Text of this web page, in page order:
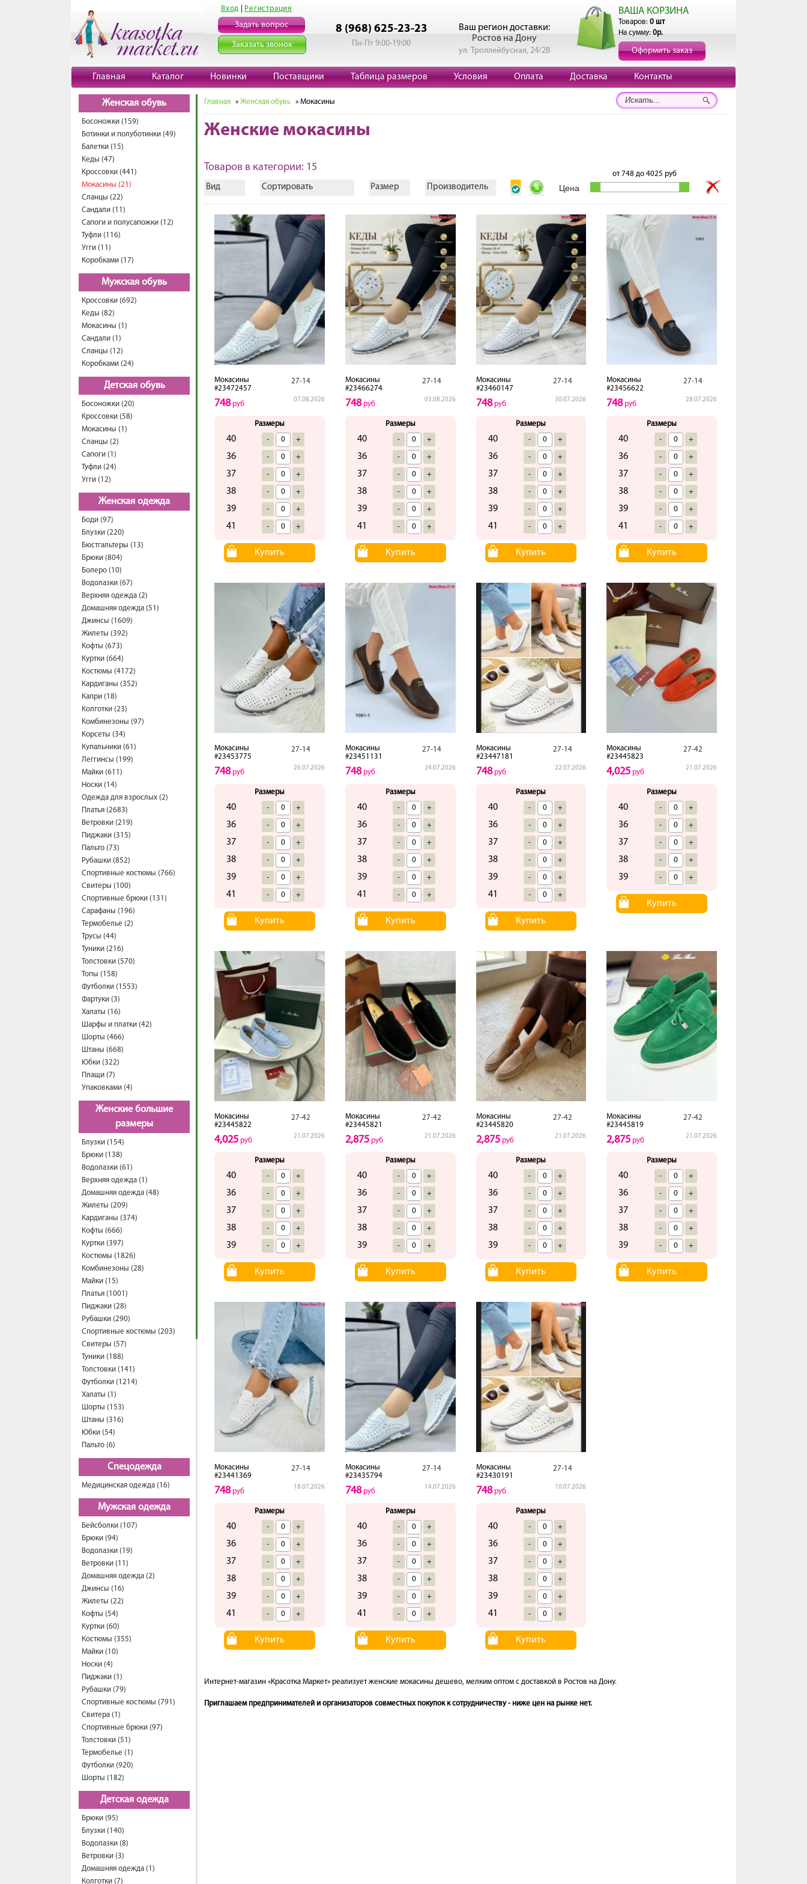
Вход Регистрация
Задать вопрос
Заказать звонок
8 (968) 625-23-23
Пн-Пт 9:00-19:00
Ваш регион доставки:
Ростов на Дону
ул. Троллейбусная, 24/2В
ВАША КОРЗИНА
Товаров: 0 шт
На сумму: 0р.
Оформить заказ
Главная Каталог Новинки Поставщики Таблица размеров Условия Оплата Доставка Контакты
Женская обувь
Босоножки (159)
Ботинки и полуботинки (49)
Балетки (15)
Кеды (47)
Кроссовки (441)
Мокасины (21)
Сланцы (22)
Сандали (11)
Сапоги и полусапожки (12)
Туфли (116)
Угги (11)
Коробками (17)
Мужская обувь
Кроссовки (692)
Кеды (82)
Мокасины (1)
Сандали (1)
Сланцы (12)
Коробками (24)
Детская обувь
Босоножки (20)
Кроссовки (58)
Мокасины (1)
Сланцы (2)
Сапоги (1)
Туфли (24)
Угги (12)
Женская одежда
Боди (97)
Блузки (220)
Бюстгальтеры (13)
Брюки (804)
Болеро (10)
Водолазки (67)
Верхняя одежда (2)
Домашняя одежда (51)
Джинсы (1609)
Жилеты (392)
Кофты (673)
Куртки (664)
Костюмы (4172)
Кардиганы (352)
Капри (18)
Колготки (23)
Комбинезоны (97)
Корсеты (34)
Купальники (61)
Леггинсы (199)
Майки (611)
Носки (14)
Одежда для взрослых (2)
Платья (2683)
Ветровки (219)
Пиджаки (315)
Пальто (73)
Рубашки (852)
Спортивные костюмы (766)
Свитеры (100)
Спортивные брюки (131)
Сарафаны (196)
Термобелье (2)
Трусы (44)
Туники (216)
Толстовки (570)
Топы (158)
Футболки (1553)
Фартуки (3)
Халаты (16)
Шарфы и платки (42)
Шорты (466)
Штаны (668)
Юбки (322)
Плащи (7)
Упаковками (4)
Женские большие
размеры
Блузки (154)
Брюки (138)
Водолазки (61)
Верхняя одежда (1)
Домашняя одежда (48)
Жилеты (209)
Кардиганы (374)
Кофты (666)
Куртки (397)
Костюмы (1826)
Комбинезоны (28)
Майки (15)
Платья (1001)
Пиджаки (28)
Рубашки (290)
Спортивные костюмы (203)
Свитеры (57)
Туники (188)
Толстовки (141)
Футболки (1214)
Халаты (1)
Шорты (153)
Штаны (316)
Юбки (54)
Пальто (6)
Спецодежда
Медицинская одежда (16)
Мужская одежда
Бейсболки (107)
Брюки (94)
Водолазки (19)
Ветровки (11)
Домашняя одежда (2)
Джинсы (16)
Жилеты (22)
Кофты (54)
Куртки (60)
Костюмы (355)
Майки (10)
Носки (4)
Пиджаки (1)
Рубашки (79)
Спортивные костюмы (791)
Свитера (1)
Спортивные брюки (97)
Толстовки (51)
Термобелье (1)
Футболки (920)
Шорты (182)
Детская одежда
Брюки (95)
Блузки (140)
Водолазки (8)
Ветровки (3)
Домашняя одежда (1)
Колготки (7)
Главная » Женская обувь » Мокасины
Женские мокасины
Товаров в категории: 15
Вид Сортировать Размер Производитель
от748до 4025 руб
Мокасины
#23472457
27-14
07.08.2026
748руб
Размеры
40 - +
36 - +
37 - +
38 - +
39 - +
41 - +
Купить
Мокасины
#23466274
27-14
03.08.2026
748руб
Размеры
40 - +
36 - +
37 - +
38 - +
39 - +
41 - +
Купить
Мокасины
#23460147
27-14
30.07.2026
748руб
Размеры
40 - +
36 - +
37 - +
38 - +
39 - +
41 - +
Купить
Мокасины
#23456622
27-14
28.07.2026
748руб
Размеры
40 - +
36 - +
37 - +
38 - +
39 - +
41 - +
Купить
Мокасины
#23453775
27-14
26.07.2026
748руб
Размеры
40 - +
36 - +
37 - +
38 - +
39 - +
41 - +
Купить
Мокасины
#23451131
27-14
24.07.2026
748руб
Размеры
40 - +
36 - +
37 - +
38 - +
39 - +
41 - +
Купить
Мокасины
#23447181
27-14
22.07.2026
748руб
Размеры
40 - +
36 - +
37 - +
38 - +
39 - +
41 - +
Купить
Мокасины
#23445823
27-42
21.07.2026
4,025 руб
Размеры
40 - +
36 - +
37 - +
38 - +
39 - +
Купить
Мокасины
#23445822
27-42
21.07.2026
4,025 руб
Размеры
40 - +
36 - +
37 - +
38 - +
39 - +
Купить
Мокасины
#23445821
27-42
21.07.2026
2,875руб
Размеры
40 - +
36 - +
37 - +
38 - +
39 - +
Купить
Мокасины
#23445820
27-42
21.07.2026
2,875руб
Размеры
40 - +
36 - +
37 - +
38 - +
39 - +
Купить
Мокасины
#23445819
27-42
21.07.2026
2,875 руб
Размеры
40 - +
36 - +
37 - +
38 - +
39 - +
Купить
Мокасины
#23441369
27-14
18.07.2026
748руб
Размеры
40 - +
36 - +
37 - +
38 - +
39 - +
41 - +
Купить
Мокасины
#23435794
27-14
14.07.2026
748руб
Размеры
40 - +
36 - +
37 - +
38 - +
39 - +
41 - +
Купить
Мокасины
#23430191
27-14
10.07.2026
748руб
Размеры
40 - +
36 - +
37 - +
38 - +
39 - +
41 - +
Купить
Интернет-магазин «Красотка Маркет» реализует женские мокасины дешево, мелким оптом с доставкой в Ростов на Дону.
Приглашаем предпринимателей и организаторов совместных покупок к сотрудничеству - ниже цен на рынке нет.